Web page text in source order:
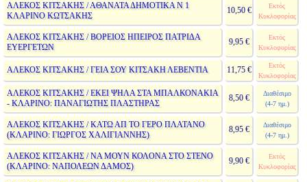
ΑΛΕΚΟΣ ΚΙΤΣΑΚΗΣ / ΑΘΑΝΑΤΑ ΔΗΜΟΤΙΚΑ Ν 1
ΚΛΑΡΙΝΟ ΚΩΤΣΑΚΗΣ
10,50 €
Εκτός
Κυκλοφορίας
ΑΛΕΚΟΣ ΚΙΤΣΑΚΗΣ / ΒΟΡΕΙΟΣ ΗΠΕΙΡΟΣ ΠΑΤΡΙΔΑ
ΕΥΕΡΓΕΤΩΝ
9,95 €
Εκτός
Κυκλοφορίας
ΑΛΕΚΟΣ ΚΙΤΣΑΚΗΣ / ΓΕΙΑ ΣΟΥ ΚΙΤΣΑΚΗ ΛΕΒΕΝΤΙΑ 11,75 €
Εκτός
Κυκλοφορίας
ΑΛΕΚΟΣ ΚΙΤΣΑΚΗΣ / ΕΚΕΙ ΨΗΛΑ ΣΤΑ ΜΠΑΛΚΟΝΑΚΙΑ
- ΚΛΑΡΙΝΟ: ΠΑΝΑΓΙΩΤΗΣ ΠΛΑΣΤΗΡΑΣ
8,50 €
Διαθέσιμο
(4-7 ημ.)
ΑΛΕΚΟΣ ΚΙΤΣΑΚΗΣ / ΚΑΤΩ ΑΠ ΤΟ ΓΕΡΟ ΠΛΑΤΑΝΟ
(ΚΛΑΡΙΝΟ: ΓΙΩΡΓΟΣ ΧΑΛΙΓΙΑΝΝΗΣ)
8,95 €
Διαθέσιμο
(4-7 ημ.)
ΑΛΕΚΟΣ ΚΙΤΣΑΚΗΣ / ΝΑ ΜΟΥΝ ΚΟΛΟΝΑ ΣΤΟ ΣΤΕΝΟ
(ΚΛΑΡΙΝΟ: ΝΑΠΟΛΕΩΝ ΔΑΜΟΣ)
9,90 €
Εκτός
Κυκλοφορίας